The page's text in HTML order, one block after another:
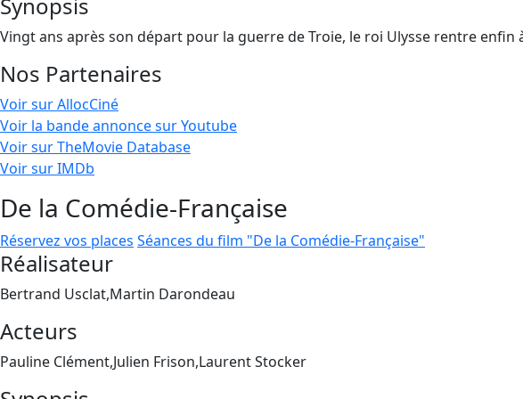
Vingt ans après son départ pour la guerre de Troie, le roi Ulysse rentre
Nos Partenaires
Voir sur AllocCiné
Voir la bande annonce sur Youtube
Voir sur TheMovie Database
Voir sur IMDb
De la Comédie-Française
Réservez vos places Séances du film "De la Comédie-Française"
Réalisateur
Bertrand Usclat,Martin Darondeau
Acteurs
Pauline Clément,Julien Frison,Laurent Stocker